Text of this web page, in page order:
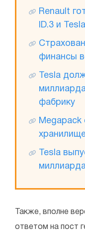
Renault
ID.3 и
финансы
Tesla
фабрику
Megapack
Tesla
Также, вполне
ответом на пост